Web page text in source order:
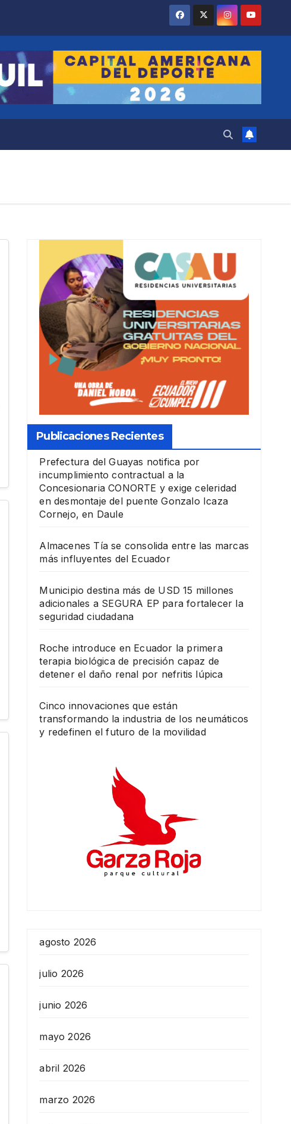
Publicaciones Recientes
Prefectura del Guayas notifica por
incumplimiento contractual a la
Concesionaria CONORTE y exige celeridad
en desmontaje del puente Gonzalo Icaza
Cornejo, en Daule
Almacenes Tía se consolida entre las marcas
más influyentes del Ecuador
Municipio destina más de USD 15 millones
adicionales a SEGURA EP para fortalecer la
seguridad ciudadana
Roche introduce en Ecuador la primera
terapia biológica de precisión capaz de
detener el daño renal por nefritis lúpica
Cinco innovaciones que están
transformando la industria de los neumáticos
y redefinen el futuro de la movilidad
agosto 2026
julio 2026
junio 2026
mayo 2026
abril 2026
marzo 2026